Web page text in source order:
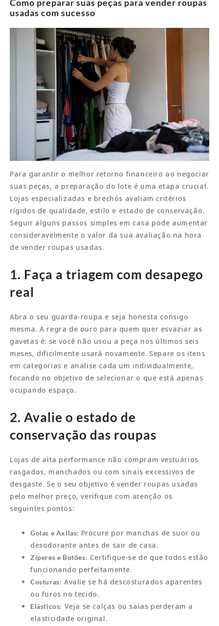
Como preparar suas peças para vender roupas
usadas com sucesso
Para garantir o melhor retorno financeiro ao negociar
suas peças, a preparação do lote é uma etapa crucial.
Lojas especializadas e brechós avaliam critérios
rígidos de qualidade, estilo e estado de conservação.
Seguir alguns passos simples em casa pode aumentar
consideravelmente o valor da sua avaliação na hora
de vender roupas usadas.
1. Faça a triagem com desapego
real
Abra o seu guarda-roupa e seja honesta consigo
mesma. A regra de ouro para quem quer esvaziar as
gavetas é: se você não usou a peça nos últimos seis
meses, dificilmente usará novamente. Separe os itens
em categorias e analise cada um individualmente,
focando no objetivo de selecionar o que está apenas
ocupando espaço.
2. Avalie o estado de
conservação das roupas
Lojas de alta performance não compram vestuários
rasgados, manchados ou com sinais excessivos de
desgaste. Se o seu objetivo é vender roupas usadas
pelo melhor preço, verifique com atenção os
seguintes pontos:
Golas e Axilas: Procure por manchas de suor ou
desodorante antes de sair de casa.
Zíperes e Botões: Certifique-se de que todos estão
funcionando perfeitamente.
Costuras: Avalie se há descosturados aparentes
ou furos no tecido.
Elásticos: Veja se calças ou saias perderam a
elasticidade original.